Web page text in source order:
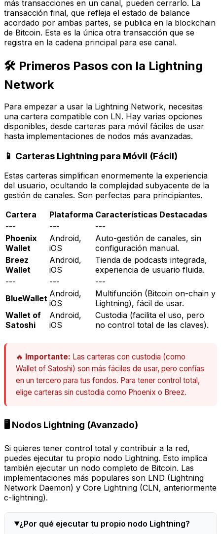
más transacciones en un canal, pueden cerrarlo. La
transacción final, que refleja el estado de balance
acordado por ambas partes, se publica en la blockchain
de Bitcoin. Esta es la única otra transacción que se
registra en la cadena principal para ese canal.
🛠️ Primeros Pasos con la Lightning
Network
Para empezar a usar la Lightning Network, necesitas
una cartera compatible con LN. Hay varias opciones
disponibles, desde carteras para móvil fáciles de usar
hasta implementaciones de nodos más avanzadas.
📱 Carteras Lightning para Móvil (Fácil)
Estas carteras simplifican enormemente la experiencia
del usuario, ocultando la complejidad subyacente de la
gestión de canales. Son perfectas para principiantes.
Cartera
Plataforma Características Destacadas
---
---
---
Phoenix
Wallet
Android,
iOS
Auto-gestión de canales, sin
configuración manual.
Breez
Wallet
Android,
iOS
Tienda de podcasts integrada,
experiencia de usuario fluida.
---
---
---
BlueWallet Android,
iOS
Multifunción (Bitcoin on-chain y
Lightning), fácil de usar.
Wallet of
Satoshi
Android,
iOS
Custodia (facilita el uso, pero
no control total de las claves).
🔥 Importante: Las carteras con custodia (como
Wallet of Satoshi) son más fáciles de usar, pero confías
en un tercero para tus fondos. Para tener control total,
elige carteras sin custodia como Phoenix o Breez.
🖥️ Nodos Lightning (Avanzado)
Si quieres tener control total y contribuir a la red,
puedes ejecutar tu propio nodo Lightning. Esto implica
también ejecutar un nodo completo de Bitcoin. Las
implementaciones más populares son LND (Lightning
Network Daemon) y Core Lightning (CLN, anteriormente
c-lightning).
¿Por qué ejecutar tu propio nodo Lightning?